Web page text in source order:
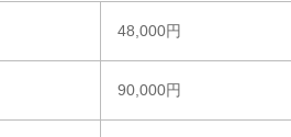
48,000円
90,000円